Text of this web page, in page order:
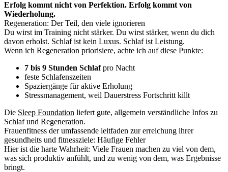
Erfolg kommt nicht von Perfektion. Erfolg kommt von
Wiederholung.
Regeneration: Der Teil, den viele ignorieren
Du wirst im Training nicht stärker. Du wirst stärker, wenn du dich
davon erholst. Schlaf ist kein Luxus. Schlaf ist Leistung.
Wenn ich Regeneration priorisiere, achte ich auf diese Punkte:
7 bis 9 Stunden Schlafpro Nacht
feste Schlafenszeiten
Spaziergänge für aktive Erholung
Stressmanagement, weil Dauerstress Fortschritt killt
Die Sleep Foundation liefert gute, allgemein verständliche Infos zu
Schlaf und Regeneration.
Frauenfitness der umfassende leitfaden zur erreichung ihrer
gesundheits und fitnessziele: Häufige Fehler
Hier ist die harte Wahrheit: Viele Frauen machen zu viel von dem,
was sich produktiv anfühlt, und zu wenig von dem, was Ergebnisse
bringt.